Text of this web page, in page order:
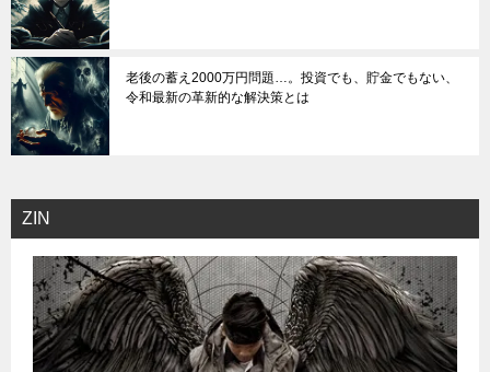
老後の蓄え2000万円問題…。投資でも、貯金でもない、
令和最新の革新的な解決策とは
ZIN